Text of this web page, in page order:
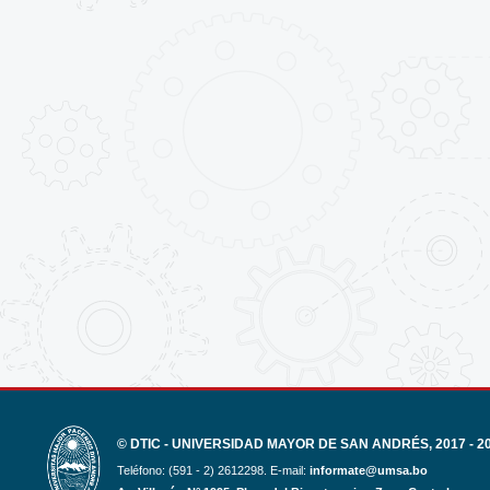
© DTIC - UNIVERSIDAD MAYOR DE SAN ANDRÉS, 2017 -
Teléfono: (591 - 2) 2612298. E-mail: informate@umsa.bo